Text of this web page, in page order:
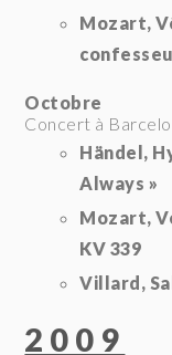
Mozart,
Octobre
Concert à
Händel,
Always »
Mozart,
KV 339
Villard,
2009